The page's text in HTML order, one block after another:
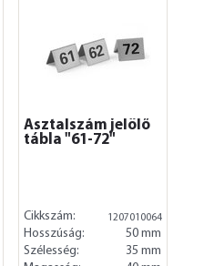
Asztalszám jelölő
tábla "61-72"
Cikkszám: 1207010064
Hosszúság:
50 mm
Szélesség:
35 mm